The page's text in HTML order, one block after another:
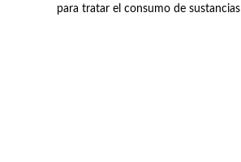
para tratar el consumo de